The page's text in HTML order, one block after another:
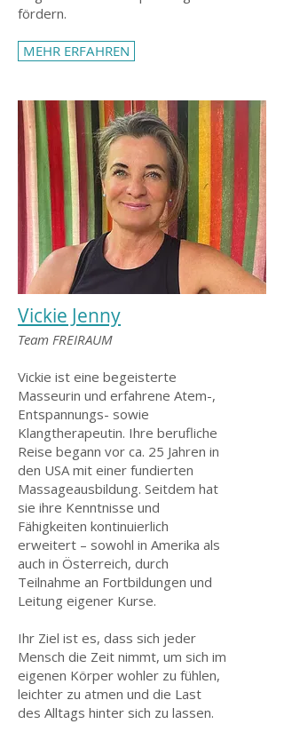
fördern.
MEHR ERFAHREN
Vickie Jenny
Team FREIRAUM
Vickie ist eine begeisterte
Masseurin und erfahrene Atem-,
Entspannungs- sowie
Klangtherapeutin. Ihre berufliche
Reise begann vor ca. 25 Jahren in
den USA mit einer fundierten
Massageausbildung. Seitdem hat
sie ihre Kenntnisse und
Fähigkeiten kontinuierlich
erweitert – sowohl in Amerika als
auch in Österreich, durch
Teilnahme an Fortbildungen und
Leitung eigener Kurse.
Ihr Ziel ist es, dass sich jeder
Mensch die Zeit nimmt, um sich im
eigenen Körper wohler zu fühlen,
leichter zu atmen und die Last
des Alltags hinter sich zu lassen.